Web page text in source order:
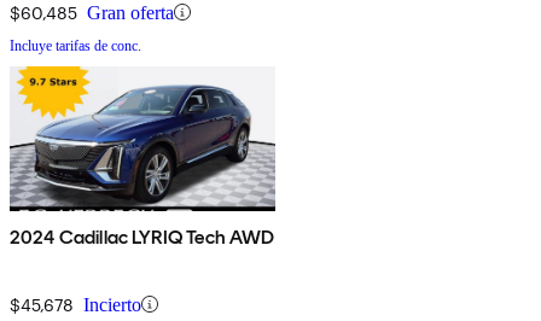
$60,485 Gran oferta
Incluye tarifas de conc.
2024 Cadillac LYRIQ Tech AWD
$45,678 Incierto